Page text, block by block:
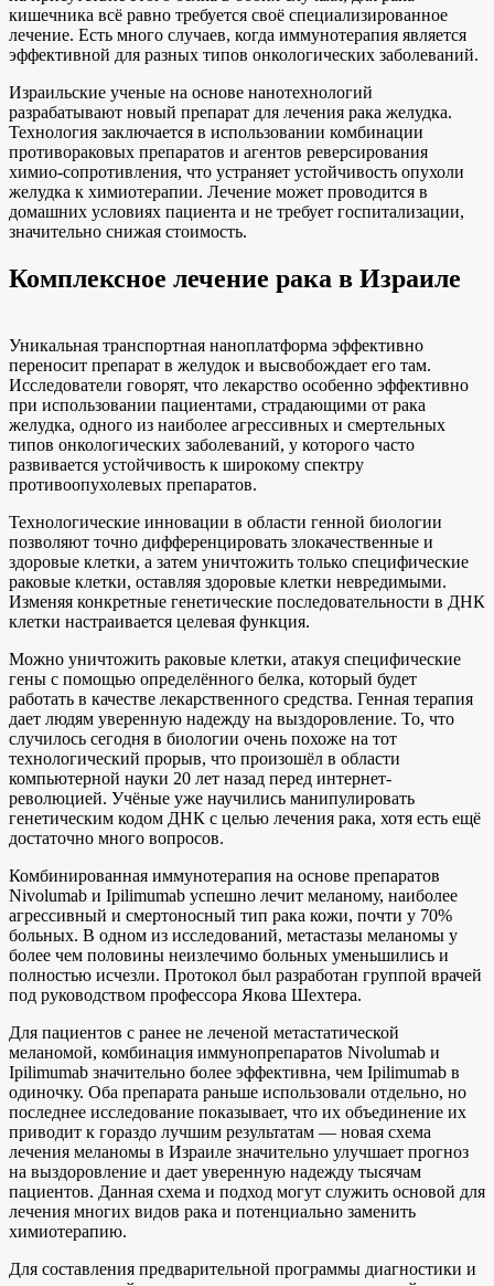
кишечника всё равно требуется своё специализированное
лечение. Есть много случаев, когда иммунотерапия является
эффективной для разных типов онкологических заболеваний.
Израильские ученые на основе нанотехнологий
разрабатывают новый препарат для лечения рака желудка.
Технология заключается в использовании комбинации
противораковых препаратов и агентов реверсирования
химио-сопротивления, что устраняет устойчивость опухоли
желудка к химиотерапии. Лечение может проводится в
домашних условиях пациента и не требует госпитализации,
значительно снижая стоимость.
Комплексное лечение рака в Израиле
Уникальная транспортная наноплатформа эффективно
переносит препарат в желудок и высвобождает его там.
Исследователи говорят, что лекарство особенно эффективно
при использовании пациентами, страдающими от рака
желудка, одного из наиболее агрессивных и смертельных
типов онкологических заболеваний, у которого часто
развивается устойчивость к широкому спектру
противоопухолевых препаратов.
Технологические инновации в области генной биологии
позволяют точно дифференцировать злокачественные и
здоровые клетки, а затем уничтожить только специфические
раковые клетки, оставляя здоровые клетки невредимыми.
Изменяя конкретные генетические последовательности в ДНК
клетки настраивается целевая функция.
Можно уничтожить раковые клетки, атакуя специфические
гены с помощью определённого белка, который будет
работать в качестве лекарственного средства. Генная терапия
дает людям уверенную надежду на выздоровление. То, что
случилось сегодня в биологии очень похоже на тот
технологический прорыв, что произошёл в области
компьютерной науки 20 лет назад перед интернет-
революцией. Учёные уже научились манипулировать
генетическим кодом ДНК с целью лечения рака, хотя есть ещё
достаточно много вопросов.
Комбинированная иммунотерапия на основе препаратов
Nivolumab и Ipilimumab успешно лечит меланому, наиболее
агрессивный и смертоносный тип рака кожи, почти у 70%
больных. В одном из исследований, метастазы меланомы у
более чем половины неизлечимо больных уменьшились и
полностью исчезли. Протокол был разработан группой врачей
под руководством профессора Якова Шехтера.
Для пациентов с ранее не леченой метастатической
меланомой, комбинация иммунопрепаратов Nivolumab и
Ipilimumab значительно более эффективна, чем Ipilimumab в
одиночку. Оба препарата раньше использовали отдельно, но
последнее исследование показывает, что их объединение их
приводит к гораздо лучшим результатам — новая схема
лечения меланомы в Израиле значительно улучшает прогноз
на выздоровление и дает уверенную надежду тысячам
пациентов. Данная схема и подход могут служить основой для
лечения многих видов рака и потенциально заменить
химиотерапию.
Для составления предварительной программы диагностики и